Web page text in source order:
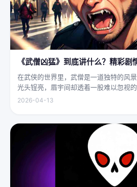
《武僧凶猛》到底讲什么？精彩剧
在武侠的世界里，武僧是一道独特的风
光头锃亮，眉宇间却透着一股难以忽视
慈眉善目，武僧的眼神中常常闪烁着锐
2026-04-13